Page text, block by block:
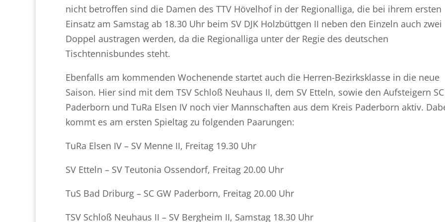
nicht betroffen sind die Damen des TTV Hövelhof in der Regionalliga, die bei ihrem ersten
Einsatz am Samstag ab 18.30 Uhr beim SV DJK Holzbüttgen II neben den Einzeln auch zwei
Doppel austragen werden, da die Regionalliga unter der Regie des deutschen
Tischtennisbundes steht.
Ebenfalls am kommenden Wochenende startet auch die Herren-Bezirksklasse in die neue
Saison. Hier sind mit dem TSV Schloß Neuhaus II, dem SV Etteln, sowie den Aufsteigern
Paderborn und TuRa Elsen IV noch vier Mannschaften aus dem Kreis Paderborn aktiv.
kommt es am ersten Spieltag zu folgenden Paarungen:
TuRa Elsen IV – SV Menne II, Freitag 19.30 Uhr
SV Etteln – SV Teutonia Ossendorf, Freitag 20.00 Uhr
TuS Bad Driburg – SC GW Paderborn, Freitag 20.00 Uhr
TSV Schloß Neuhaus II – SV Bergheim II, Samstag 18.30 Uhr